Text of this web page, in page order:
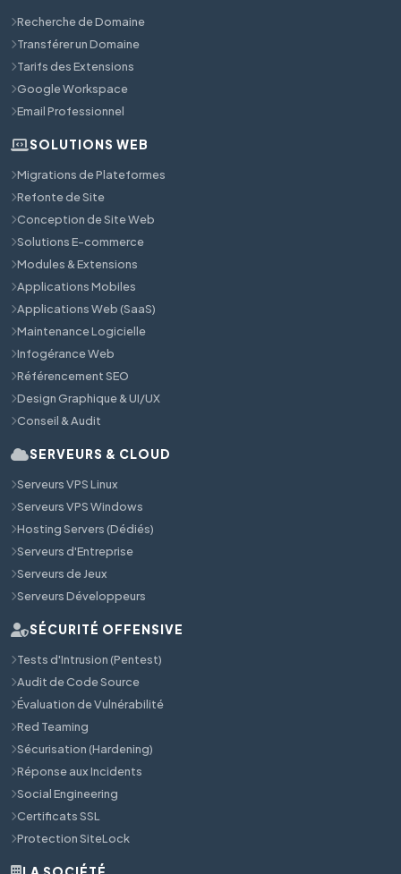
Recherche de Domaine
Transférer un Domaine
Tarifs des Extensions
Google Workspace
Email Professionnel
SOLUTIONS WEB
Migrations de Plateformes
Refonte de Site
Conception de Site Web
Solutions E-commerce
Modules & Extensions
Applications Mobiles
Applications Web (SaaS)
Maintenance Logicielle
Infogérance Web
Référencement SEO
Design Graphique & UI/UX
Conseil & Audit
SERVEURS & CLOUD
Serveurs VPS Linux
Serveurs VPS Windows
Hosting Servers (Dédiés)
Serveurs d'Entreprise
Serveurs de Jeux
Serveurs Développeurs
SÉCURITÉ OFFENSIVE
Tests d'Intrusion (Pentest)
Audit de Code Source
Évaluation de Vulnérabilité
Red Teaming
Sécurisation (Hardening)
Réponse aux Incidents
Social Engineering
Certificats SSL
Protection SiteLock